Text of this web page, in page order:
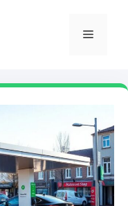
Menu